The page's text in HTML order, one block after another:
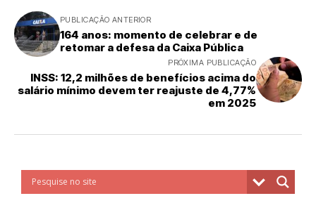
PUBLICAÇÃO ANTERIOR
164 anos: momento de celebrar e de
retomar a defesa da Caixa Pública
PRÓXIMA PUBLICAÇÃO
INSS: 12,2 milhões de benefícios acima do
salário mínimo devem ter reajuste de 4,77%
em 2025